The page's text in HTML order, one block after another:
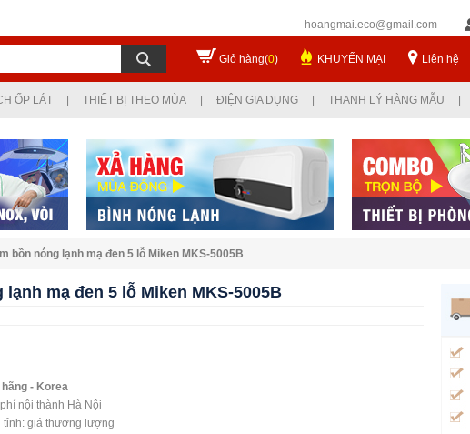
hoangmai.eco@gmail.com
Giỏ hàng(0) KHUYẾN MẠI Liên hệ
ỐP LÁT THIẾT BỊ THEO MÙA ĐIỆN GIA DỤNG THANH LÝ HÀNG MẪU
bồn nóng lạnh mạ đen 5 lỗ Miken MKS-5005B
mạ đen 5 lỗ Miken MKS-5005B
- Korea
nội thành Hà Nội
thương lượng